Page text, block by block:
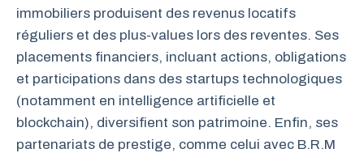
immobiliers produisent des revenus locatifs
réguliers et des plus-values lors des reventes. Ses
placements financiers, incluant actions, obligations
et participations dans des startups technologiques
(notamment en intelligence artificielle et
blockchain), diversifient son patrimoine. Enfin, ses
partenariats de prestige, comme celui avec B.R.M